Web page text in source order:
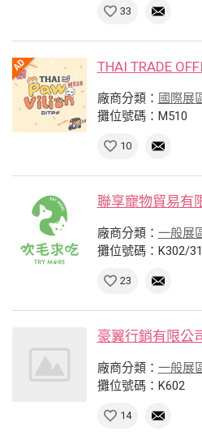
33
THAI TRADE
廠商分類： 國際展
攤位號碼：M510
10
聯享寵物貿易有
廠商分類： 一般展
攤位號碼：K302/
23
豪翼行銷有限公
廠商分類： 一般展
攤位號碼：K602
14